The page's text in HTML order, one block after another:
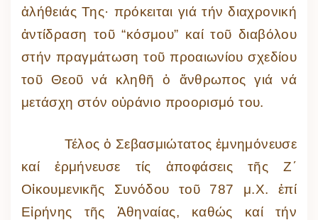
ἀλήθειάς Της· πρόκειται γιά τήν διαχρονική
ἀντίδραση τοῦ “κόσμου” καί τοῦ διαβόλου
στήν πραγμάτωση τοῦ προαιωνίου σχεδίου
τοῦ Θεοῦ νά κληθῆ ὁ ἄνθρωπος γιά νά
μετάσχη στόν οὐράνιο προορισμό του.
Τέλος ὁ Σεβασμιώτατος ἐμνημόνευσε
καί ἑρμήνευσε τίς ἀποφάσεις τῆς Ζ΄
Οἰκουμενικῆς Συνόδου τοῦ 787 μ.Χ. ἐπί
Εἰρήνης τῆς Ἀθηναίας, καθώς καί τήν